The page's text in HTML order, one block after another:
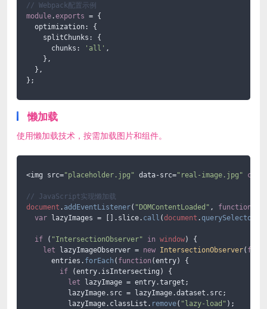
// Webpack配置示例
module.exports = {
  optimization: {
    splitChunks: {
      chunks:
'all' ,
    },
  },
};
懒加载
使用懒加载技术，按需加载图片和组件。
<img src="placeholder.jpg" data-src="real-image.jpg"
// JavaScript实现懒加载
document . addEventListener( "DOMContentLoaded" , function
var lazyImages = []. slice. call (document .
if ( "IntersectionObserver" in window) {
let lazyImageObserver = new IntersectionObserver(
      entries.
forEach ( function (entry) {
if (entry. isIntersecting ) {
let lazyImage = entry.target ;
          lazyImage.
src = lazyImage.dataset . src;
          lazyImage.
classList . remove( "lazy-load" );